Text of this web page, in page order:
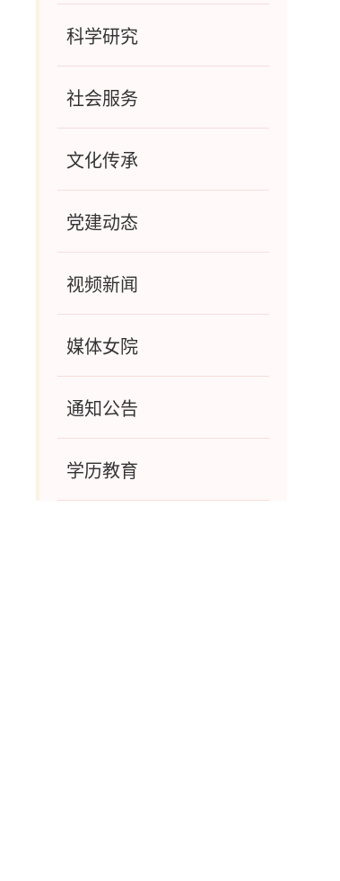
科学研究
社会服务
文化传承
党建动态
视频新闻
媒体女院
通知公告
学历教育